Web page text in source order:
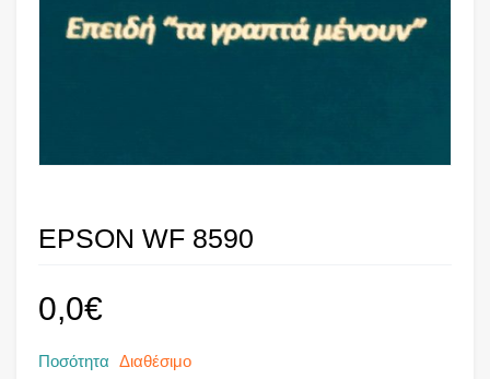
EPSON WF 8590
0,0€
Ποσότητα Διαθέσιμο